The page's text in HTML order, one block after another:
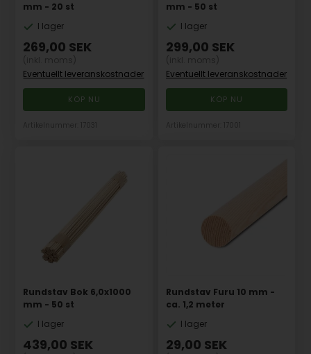
mm - 20 st
I lager
269,00 SEK
Eventuellt leveranskostnader
mm - 50 st
I lager
299,00 SEK
Eventuellt leveranskostnader
Rundstav Bok 6,0x1000
mm - 50 st
I lager
439,00 SEK
Rundstav Furu 10 mm -
ca. 1,2 meter
I lager
29,00 SEK